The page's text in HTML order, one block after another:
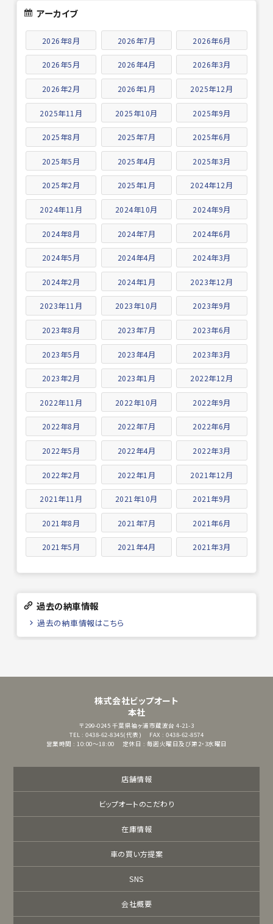
アーカイブ
2026年8月 2026年7月 2026年6月
2026年5月 2026年4月 2026年3月
2026年2月 2026年1月 2025年12月
2025年11月 2025年10月 2025年9月
2025年8月 2025年7月 2025年6月
2025年5月 2025年4月 2025年3月
2025年2月 2025年1月 2024年12月
2024年11月 2024年10月 2024年9月
2024年8月 2024年7月 2024年6月
2024年5月 2024年4月 2024年3月
2024年2月 2024年1月 2023年12月
2023年11月 2023年10月 2023年9月
2023年8月 2023年7月 2023年6月
2023年5月 2023年4月 2023年3月
2023年2月 2023年1月 2022年12月
2022年11月 2022年10月 2022年9月
2022年8月 2022年7月 2022年6月
2022年5月 2022年4月 2022年3月
2022年2月 2022年1月 2021年12月
2021年11月 2021年10月 2021年9月
2021年8月 2021年7月 2021年6月
2021年5月 2021年4月 2021年3月
過去の納車情報
過去の納車情報はこちら
株式会社ビップオート
本社
〒299-0245 千葉県袖ヶ浦市蔵波台 4-21-3
TEL : 0438-62-8345(代表)
FAX : 0438-62-8574
営業時間 : 10:00～18:00
定休日 : 毎週火曜日及び第2・3水曜日
店舗情報
ビップオートのこだわり
在庫情報
車の買い方提案
SNS
会社概要